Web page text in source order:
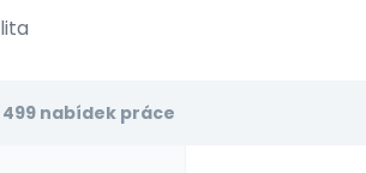
499 nabídek práce